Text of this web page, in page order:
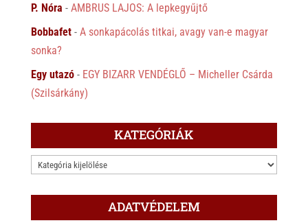
P. Nóra - AMBRUS LAJOS: A lepkegyűjtő
Bobbafet- A sonkapácolás titkai, avagy van-e magyar
sonka?
Egy utazó- EGY BIZARR VENDÉGLŐ – Micheller Csárda
(Szilsárkány)
KATEGÓRIÁK
KATEGÓRIÁK
ADATVÉDELEM